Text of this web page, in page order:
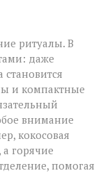
ритуалы. В
даже
и компактные
внимание
кокосовая
горячие
помогая